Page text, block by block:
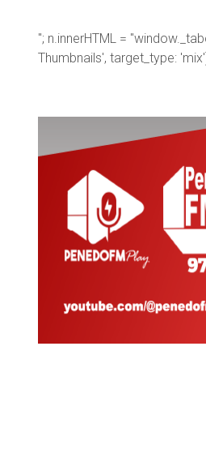
"; n.innerHTML =
Thumbnails', target_type: